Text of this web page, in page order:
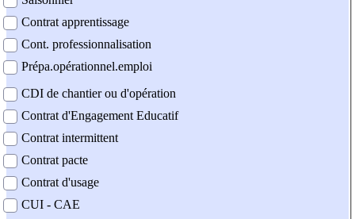
Contrat apprentissage
Cont. professionnalisation
Prépa.opérationnel.emploi
CDI de chantier ou d'opération
Contrat d'Engagement Educatif
Contrat intermittent
Contrat pacte
Contrat d'usage
CUI - CAE